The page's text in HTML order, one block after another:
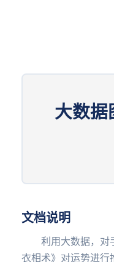
大数据
文档说明
利用大数据，对
衣相术》对运势进行